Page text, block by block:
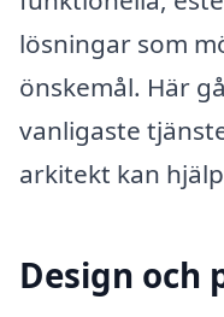
lösningar som
önskemål. Här
vanligaste
arkitekt kan
Design och